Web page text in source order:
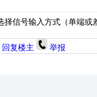
择信号输入方式（单端
回复楼主 举报